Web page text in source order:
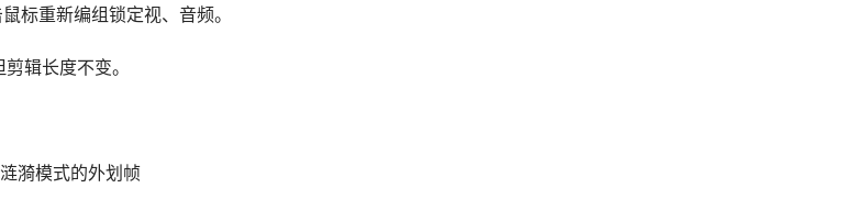
标重新编组锁定视、音频。
辑长度不变。
漪模式的外划帧